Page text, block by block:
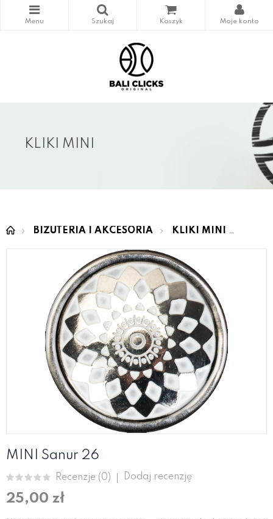
KLIKI MINI
BIŻUTERIA I AKCESORIA KLIKI MINI
MINI Sanur 26
Recenzje (0) Dodaj recenzję
25,00 zł